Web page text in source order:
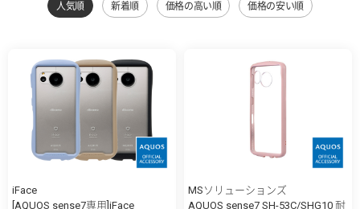
人気順 新着順 価格の高い順 価格の安い順
iFace
[AQUOS sense7専用]iFace
MSソリューションズ
AQUOS sense7 SH-53C/SHG10 耐